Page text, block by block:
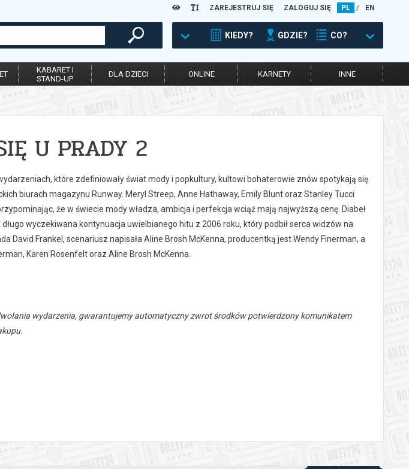
ZAREJESTRUJ SIĘ ZALOGUJ SIĘ PL / EN
KIEDY? GDZIE? CO?
KABARET I
STAND-UP
DLA DZIECI ONLINE KARNETY INNE
U PRADY 2
które zdefiniowały świat mody i popkultury, kultowi bohaterowie znów spotykają się
biurach magazynu Runway. Meryl Streep, Anne Hathaway, Emily Blunt oraz Stanley Tucci
że w świecie mody władza, ambicja i perfekcja wciąż mają najwyższą cenę. Diabeł
wyczekiwana kontynuacja uwielbianego hitu z 2006 roku, który podbił serca widzów na
David Frankel, scenariusz napisała Aline Brosh McKenna, producentką jest Wendy Finerman, a
Karen Rosenfelt oraz Aline Brosh McKenna.
wydarzenia, gwarantujemy automatyczny zwrot środków potwierdzony komunikatem